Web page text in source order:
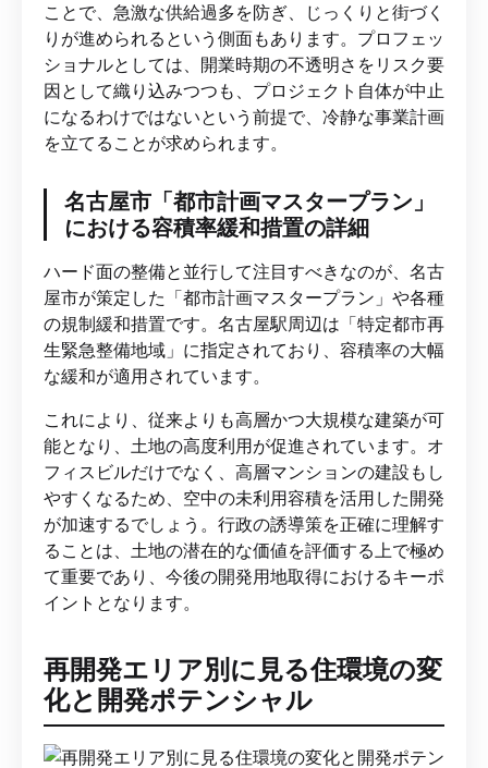
ことで、急激な供給過多を防ぎ、じっくりと街づく
りが進められるという側面もあります。プロフェッ
ショナルとしては、開業時期の不透明さをリスク要
因として織り込みつつも、プロジェクト自体が中止
になるわけではないという前提で、冷静な事業計画
を立てることが求められます。
名古屋市「都市計画マスタープラン」
における容積率緩和措置の詳細
ハード面の整備と並行して注目すべきなのが、名古
屋市が策定した「都市計画マスタープラン」や各種
の規制緩和措置です。名古屋駅周辺は「特定都市再
生緊急整備地域」に指定されており、容積率の大幅
な緩和が適用されています。
これにより、従来よりも高層かつ大規模な建築が可
能となり、土地の高度利用が促進されています。オ
フィスビルだけでなく、高層マンションの建設もし
やすくなるため、空中の未利用容積を活用した開発
が加速するでしょう。行政の誘導策を正確に理解す
ることは、土地の潜在的な価値を評価する上で極め
て重要であり、今後の開発用地取得におけるキーポ
イントとなります。
再開発エリア別に見る住環境の変
化と開発ポテンシャル